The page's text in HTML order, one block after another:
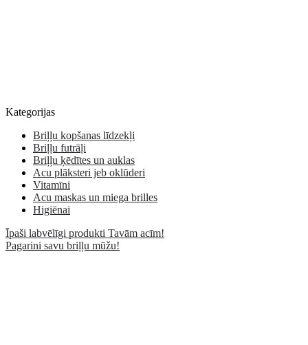
Kategorijas
Briļļu kopšanas līdzekļi
Briļļu futrāļi
Briļļu ķēdītes un auklas
Acu plāksteri jeb oklūderi
Vitamīni
Acu maskas un miega brilles
Higiēnai
Īpaši labvēlīgi produkti Tavām acīm!
Pagarini savu briļļu mūžu!